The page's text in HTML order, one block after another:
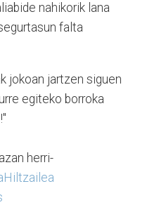
nahikorik lana
falta
jokoan jartzen siguen
egiteko borroka
herri-